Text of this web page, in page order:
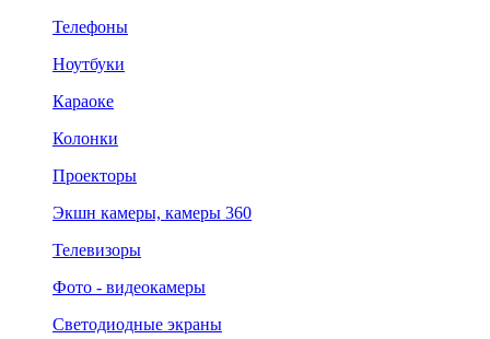
Телефоны
Ноутбуки
Караоке
Колонки
Проекторы
Экшн камеры, камеры 360
Телевизоры
Фото - видеокамеры
Светодиодные экраны